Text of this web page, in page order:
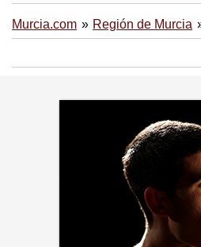
Murcia.com Región de Murcia